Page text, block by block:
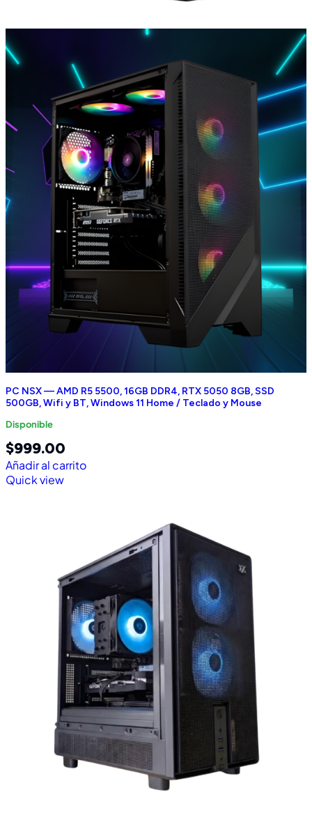
PC NSX — AMD R5 5500, 16GB DDR4, RTX 5050 8GB, SSD
500GB, Wifi y BT, Windows 11 Home / Teclado y Mouse
Disponible
$999.00
Añadir al carrito
Quick view